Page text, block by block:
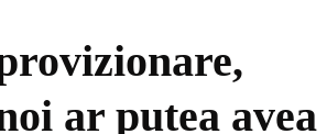
ar putea avea